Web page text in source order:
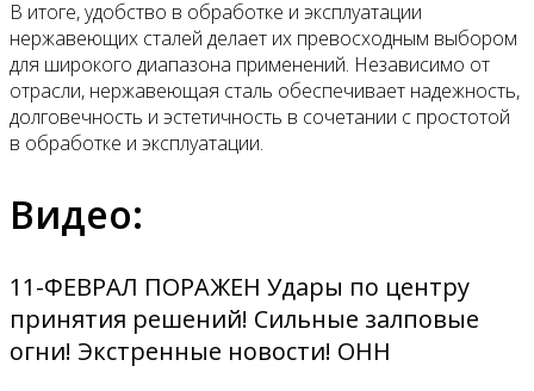
В итоге, удобство в обработке и эксплуатации
нержавеющих сталей делает их превосходным выбором
для широкого диапазона применений. Независимо от
отрасли, нержавеющая сталь обеспечивает надежность,
долговечность и эстетичность в сочетании с простотой
в обработке и эксплуатации.
Видео:
11-ФЕВРАЛ ПОРАЖЕН Удары по центру
принятия решений! Сильные залповые
огни! Экстренные новости! ОНН